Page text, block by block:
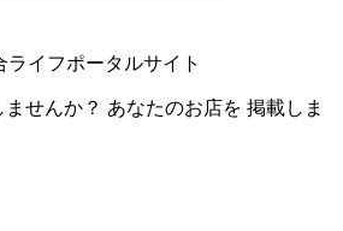
ライフポータルサイト
せんか？ あなたのお店を 掲載しま